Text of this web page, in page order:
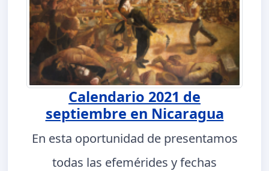
Calendario 2021 de
septiembre en Nicaragua
En esta oportunidad de presentamos
todas las efemérides y fechas